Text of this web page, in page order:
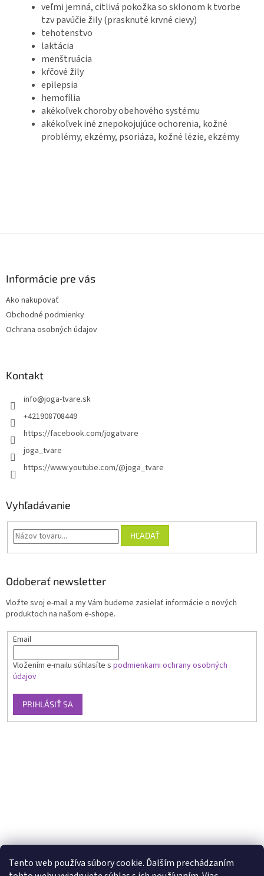
Tento web používa súbory cookie. Ďalším prechádzaním
veľmi jemná, citlivá pokožka so sklonom k ​​tvorbe
tzv pavúčie žily (prasknuté krvné cievy)
tehotenstvo
laktácia
menštruácia
kŕčové žily
epilepsia
hemofília
akékoľvek choroby obehového systému
akékoľvek iné znepokojujúce ochorenia, kožné
problémy, ekzémy, psoriáza, kožné lézie, ekzémy
Informácie pre vás
Ako nakupovať
Obchodné podmienky
Ochrana osobných údajov
Kontakt
info@joga-tvare.sk
+421908708449
https://facebook.com/jogatvare
joga_tvare
https://www.youtube.com/@joga_tvare
Vyhľadávanie
HĽADAŤ
Odoberať newsletter
Vložte svoj e-mail a my Vám budeme zasielať informácie o nových
produktoch na našom e-shope.
Email
Vložením e-mailu súhlasíte s podmienkami ochrany osobných
údajov
PRIHLÁSIŤ SA